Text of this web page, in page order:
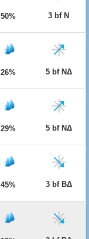
50% 3 bf Ν
26% 5 bf ΝΔ
29% 5 bf ΝΔ
45% 3 bf ΒΔ